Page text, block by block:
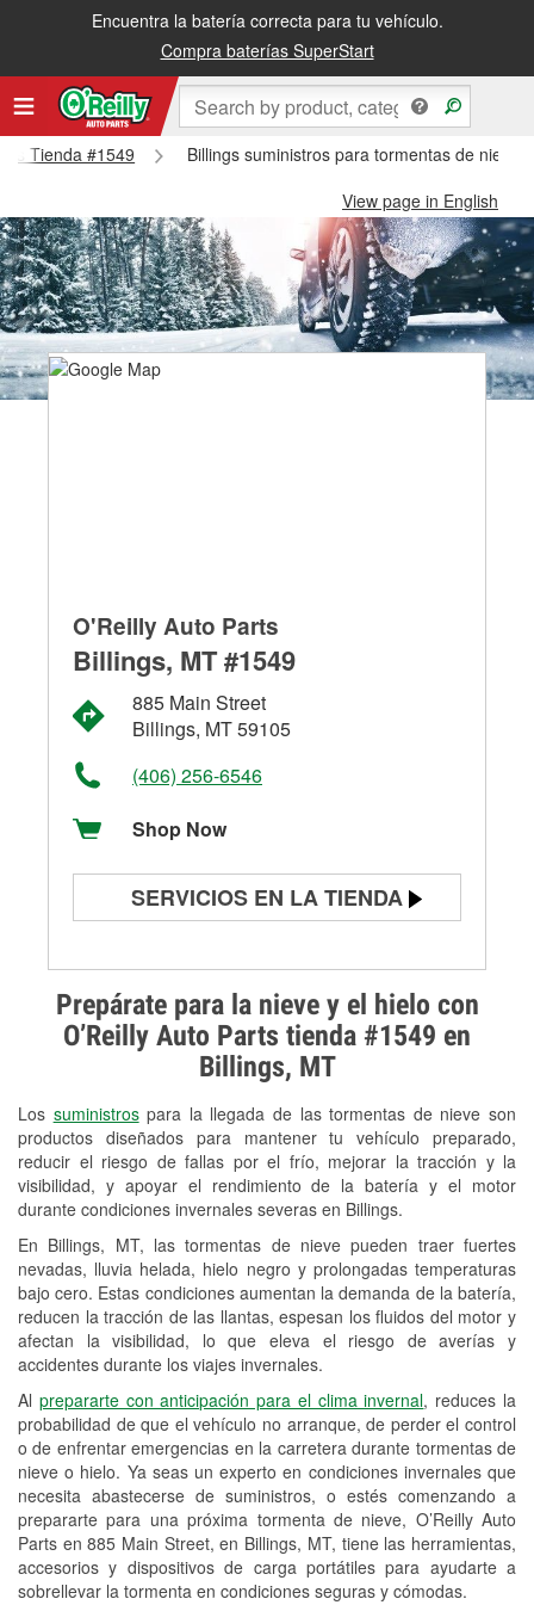
Encuentra la batería correcta para tu vehículo.
Compra baterías SuperStart
Tienda #1549
Billings suministros para tormentas de nieve
View page in English
Prepárate para la nieve y el hielo con
O’Reilly Auto Parts tienda #1549 en
Billings, MT
Los suministrospara la llegada de las tormentas de nieve son
productos diseñados para mantener tu vehículo preparado,
reducir el riesgo de fallas por el frío, mejorar la tracción y la
visibilidad, y apoyar el rendimiento de la batería y el motor
durante condiciones invernales severas en Billings.
En Billings, MT, las tormentas de nieve pueden traer fuertes
nevadas, lluvia helada, hielo negro y prolongadas temperaturas
bajo cero. Estas condiciones aumentan la demanda de la batería,
reducen la tracción de las llantas, espesan los fluidos del motor y
afectan la visibilidad, lo que eleva el riesgo de averías y
accidentes durante los viajes invernales.
Al prepararte con anticipación para el clima invernal, reduces la
probabilidad de que el vehículo no arranque, de perder el control
o de enfrentar emergencias en la carretera durante tormentas de
nieve o hielo. Ya seas un experto en condiciones invernales que
necesita abastecerse de suministros, o estés comenzando a
prepararte para una próxima tormenta de nieve, O’Reilly Auto
Parts en 885 Main Street, en Billings, MT, tiene las herramientas,
accesorios y dispositivos de carga portátiles para ayudarte a
sobrellevar la tormenta en condiciones seguras y cómodas.
O'Reilly Auto Parts
Billings, MT #1549
885 Main Street
Billings, MT 59105
(406) 256-6546
Shop Now
SERVICIOS EN LA TIENDA
Prueba de alternadores y
arrancadores
Revisión de la luz "Check Engine"
Reciclaje de baterías y aceite
Instalación de bombillas de faros
Instalación de limpiaparabrisas
Programa de Préstamo de
Herramientas
Rectificación de tambores y discos de
freno
Snowstorm Supplies
Tornado Supplies
Conoce más